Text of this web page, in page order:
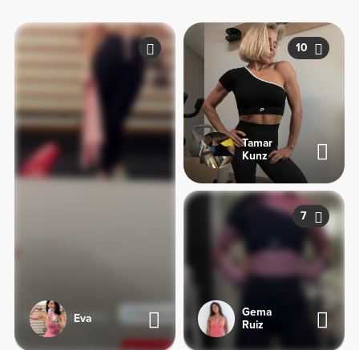
Eva
10
Tamar
Kunz
7
Gema
Ruiz